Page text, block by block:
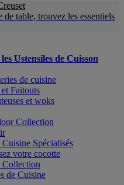
table, trouvez les essentiels
Ustensiles de Cuisson
de cuisine
et Faitouts
et woks
Collection
Spécialisés
votre cocotte
Collection
de Cuisine